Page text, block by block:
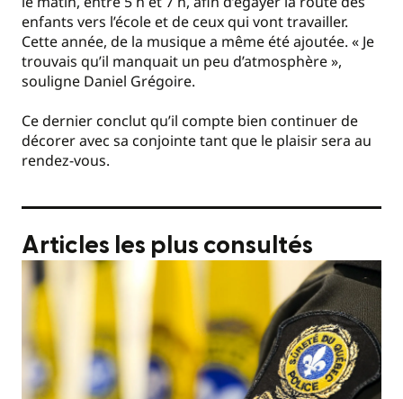
enfants vers l’école et de ceux qui vont travailler.
Cette année, de la musique a même été ajoutée. « Je
trouvais qu’il manquait un peu d’atmosphère »,
souligne Daniel Grégoire.
Ce dernier conclut qu’il compte bien continuer de
décorer avec sa conjointe tant que le plaisir sera au
rendez-vous.
Articles les plus consultés